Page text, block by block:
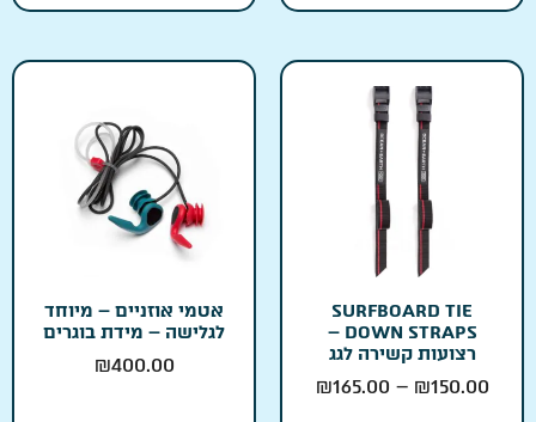
SURFBOARD TIE
DOWN STRAPS –
רצועות קשירה לגג
₪150.00
–
₪165.00
אטמי אוזניים – מיוחד
לגלישה – מידת בוגרים
₪400.00